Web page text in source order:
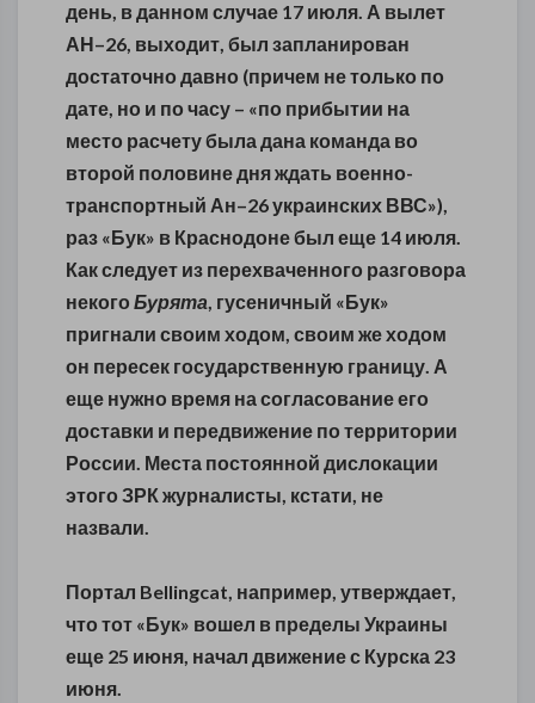
день, в данном случае 17 июля. А вылет
АН–26, выходит, был запланирован
достаточно давно (причем не только по
дате, но и по часу – «по прибытии на
место расчету была дана команда во
второй половине дня ждать военно-
транспортный Ан–26 украинских ВВС»),
раз «Бук» в Краснодоне был еще 14 июля.
Как следует из перехваченного разговора
некого Бурята, гусеничный «Бук»
пригнали своим ходом, своим же ходом
он пересек государственную границу. А
еще нужно время на согласование его
доставки и передвижение по территории
России. Места постоянной дислокации
этого ЗРК журналисты, кстати, не
назвали.
Портал Bellingcat, например, утверждает,
что тот «Бук» вошел в пределы Украины
еще 25 июня, начал движение с Курска 23
июня.